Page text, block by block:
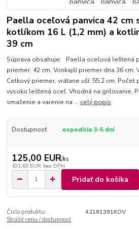
Paella oceľová panvica 42 cm
kotlíkom 16 L (1,2 mm) a
39 cm
Súprava obsahuje: Paella oceľová leštená
priemer: 42 cm. Vonkajší priemer dna 36 cm.
Celkový priemer, vrátane uší: 55,2 cm. Počet
vysoko leštená oceľ. Vhodná na grilovanie,
smaženie a varenie na ... celý popis
Dostupnosť expedícia 3-5 dní
125,00 EUR/ks
101,63 EUR bez DPH
Pridať do košíka
Číslo produktu:
42161391KOV
Strážiť cenu / dostupnosť